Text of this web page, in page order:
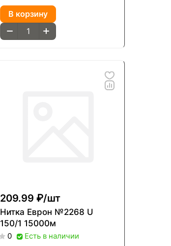
В корзину
209.99 ₽/шт
Нитка Еврон №2268 U
150/1 15000м
0 Есть в наличии